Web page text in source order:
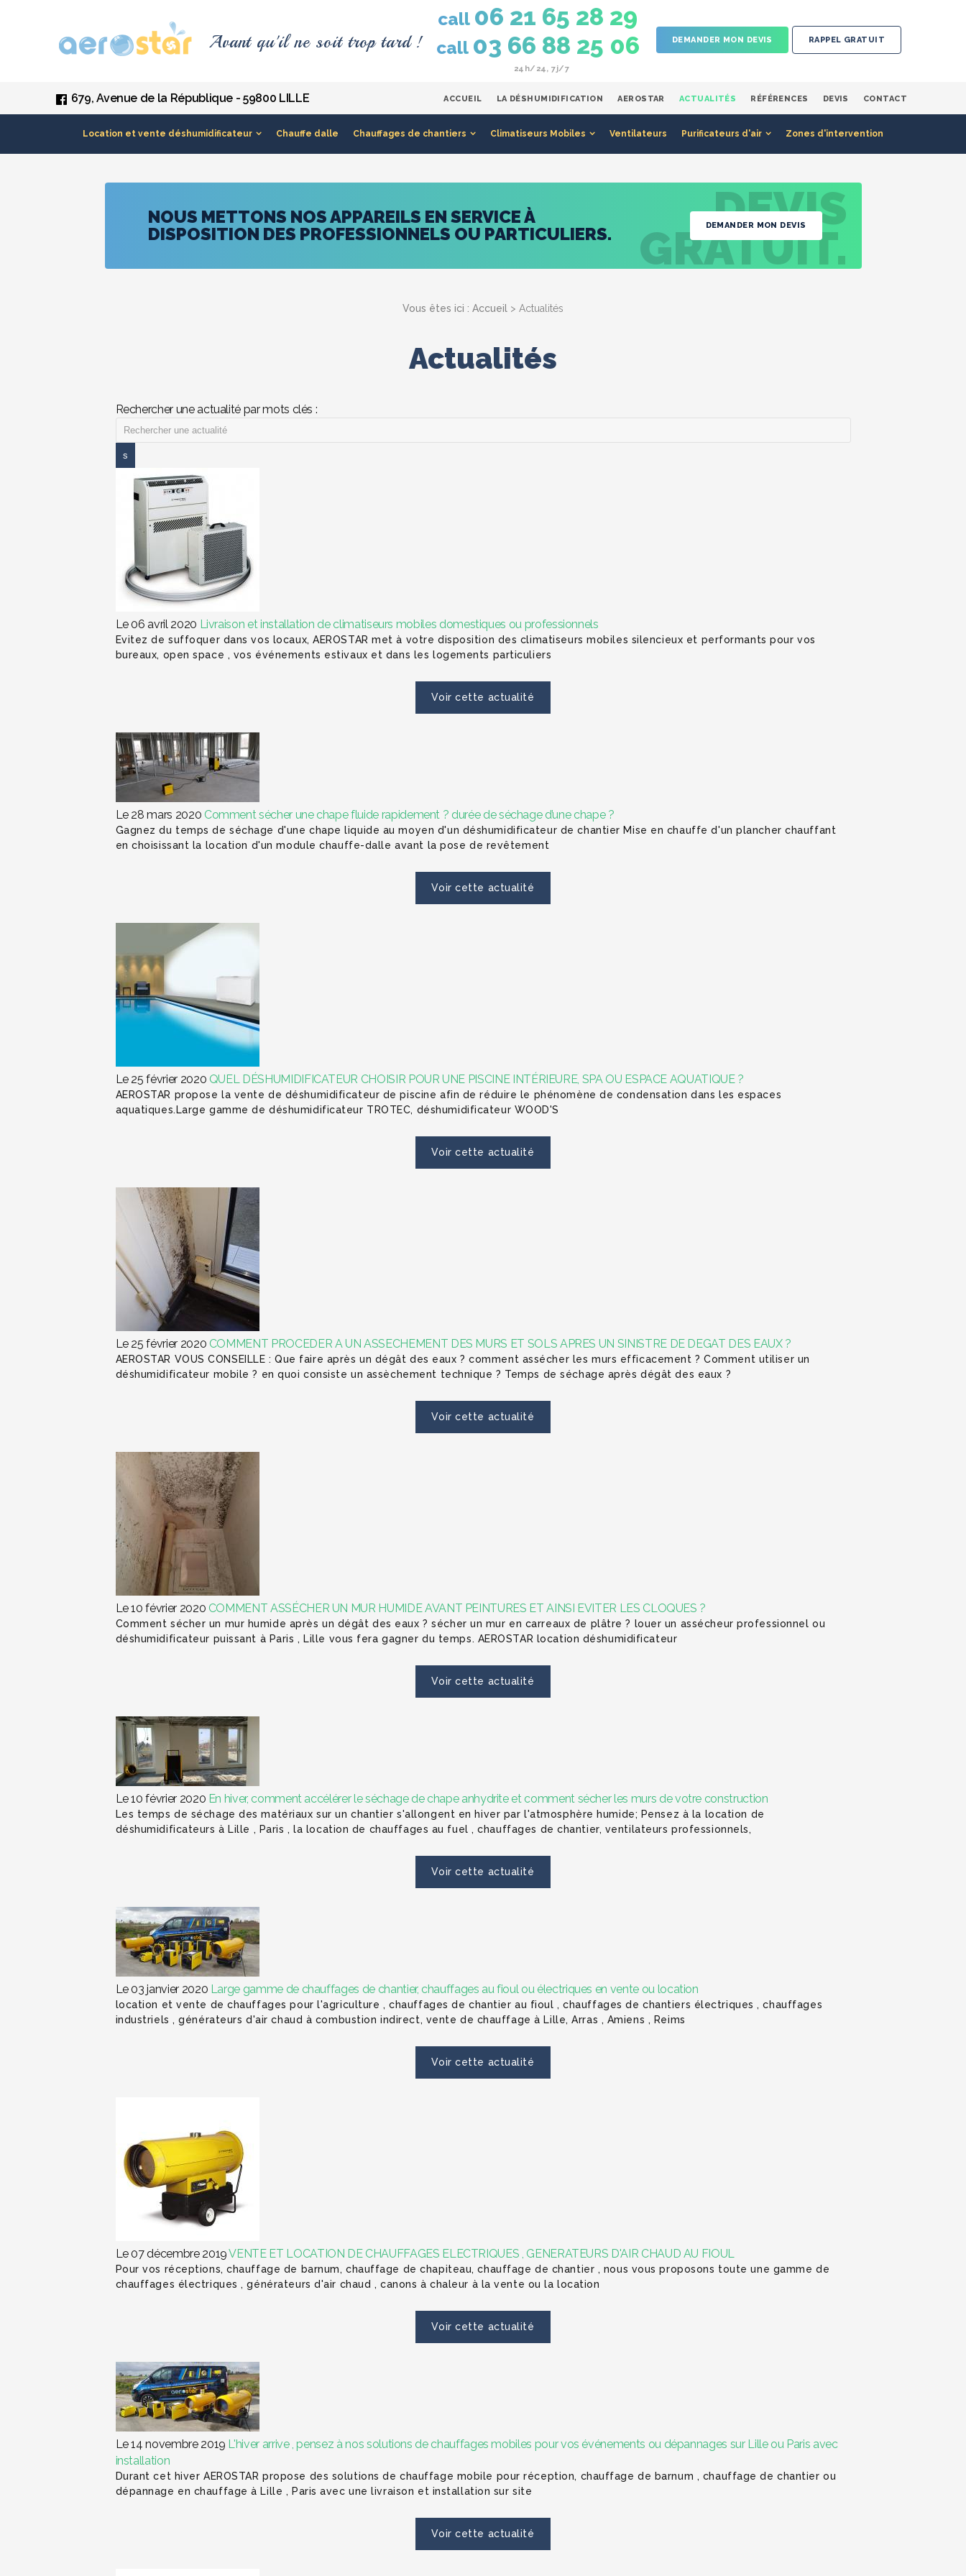
Avant qu'il ne soit trop tard !
call 06 21 65 28 29
call 03 66 88 25 06
24h/24, 7j/7
DEMANDER MON DEVIS RAPPEL GRATUIT
679, Avenue de la République - 59800 LILLE ACCUEIL LA DÉSHUMIDIFICATION AEROSTAR ACTUALITÉS RÉFÉRENCES DEVIS CONTACT
Location et vente déshumidificateur Chauffe dalle Chauffages de chantiers Climatiseurs Mobiles Ventilateurs Purificateurs d'air Zones d'intervention
NOUS METTONS NOS APPAREILS EN SERVICE À
DISPOSITION DES PROFESSIONNELS OU PARTICULIERS.
DEMANDER MON DEVIS
DEVIS
GRATUIT.
Vous êtes ici : Accueil > Actualités
Actualités
Rechercher une actualité par mots clés :
Le 06 avril 2020 Livraison et installation de climatiseurs mobiles domestiques ou professionnels
Evitez de suffoquer dans vos locaux, AEROSTAR met à votre disposition des climatiseurs mobiles silencieux et performants pour vos
bureaux, open space , vos événements estivaux et dans les logements particuliers
Voir cette actualité
Le 28 mars 2020 Comment sécher une chape fluide rapidement ? durée de séchage d’une chape ?
Gagnez du temps de séchage d'une chape liquide au moyen d'un déshumidificateur de chantier Mise en chauffe d'un plancher chauffant
en choisissant la location d'un module chauffe-dalle avant la pose de revêtement
Voir cette actualité
Le 25 février 2020 QUEL DÉSHUMIDIFICATEUR CHOISIR POUR UNE PISCINE INTÉRIEURE, SPA OU ESPACE AQUATIQUE ?
AEROSTAR propose la vente de déshumidificateur de piscine afin de réduire le phénomène de condensation dans les espaces
aquatiques.Large gamme de déshumidificateur TROTEC, déshumidificateur WOOD'S
Voir cette actualité
Le 25 février 2020 COMMENT PROCEDER A UN ASSECHEMENT DES MURS ET SOLS APRES UN SINISTRE DE DEGAT DES EAUX ?
AEROSTAR VOUS CONSEILLE : Que faire après un dégât des eaux ? comment assécher les murs efficacement ? Comment utiliser un
déshumidificateur mobile ? en quoi consiste un assèchement technique ? Temps de séchage après dégât des eaux ?
Voir cette actualité
Le 10 février 2020 COMMENT ASSÉCHER UN MUR HUMIDE AVANT PEINTURES ET AINSI EVITER LES CLOQUES ?
Comment sécher un mur humide après un dégât des eaux ? sécher un mur en carreaux de plâtre ? louer un assécheur professionnel ou
déshumidificateur puissant à Paris , Lille vous fera gagner du temps. AEROSTAR location déshumidificateur
Voir cette actualité
Le 10 février 2020 En hiver, comment accélérer le séchage de chape anhydrite et comment sécher les murs de votre construction
Les temps de séchage des matériaux sur un chantier s'allongent en hiver par l'atmosphère humide; Pensez à la location de
déshumidificateurs à Lille , Paris , la location de chauffages au fuel , chauffages de chantier, ventilateurs professionnels,
Voir cette actualité
Le 03 janvier 2020 Large gamme de chauffages de chantier, chauffages au fioul ou électriques en vente ou location
location et vente de chauffages pour l'agriculture , chauffages de chantier au fioul , chauffages de chantiers électriques , chauffages
industriels , générateurs d'air chaud à combustion indirect, vente de chauffage à Lille, Arras , Amiens , Reims
Voir cette actualité
Le 07 décembre 2019VENTE ET LOCATION DE CHAUFFAGES ELECTRIQUES , GENERATEURS D'AIR CHAUD AU FIOUL
Pour vos réceptions, chauffage de barnum, chauffage de chapiteau, chauffage de chantier , nous vous proposons toute une gamme de
chauffages électriques , générateurs d'air chaud , canons à chaleur à la vente ou la location
Voir cette actualité
Le 14 novembre 2019 L'hiver arrive , pensez à nos solutions de chauffages mobiles pour vos événements ou dépannages sur Lille ou Paris avec
installation
Durant cet hiver AEROSTAR propose des solutions de chauffage mobile pour réception, chauffage de barnum , chauffage de chantier ou
dépannage en chauffage à Lille , Paris avec une livraison et installation sur site
Voir cette actualité